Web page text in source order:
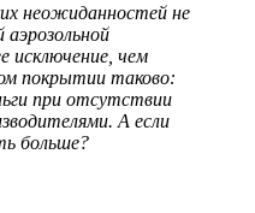
неожиданностей не
аэрозольной
исключение, чем
покрытии таково:
при отсутствии
А если
больше?